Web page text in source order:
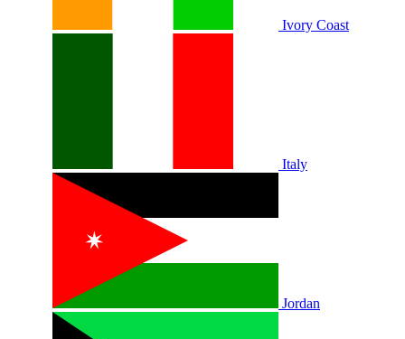
Ivory Coast
Italy
Jordan